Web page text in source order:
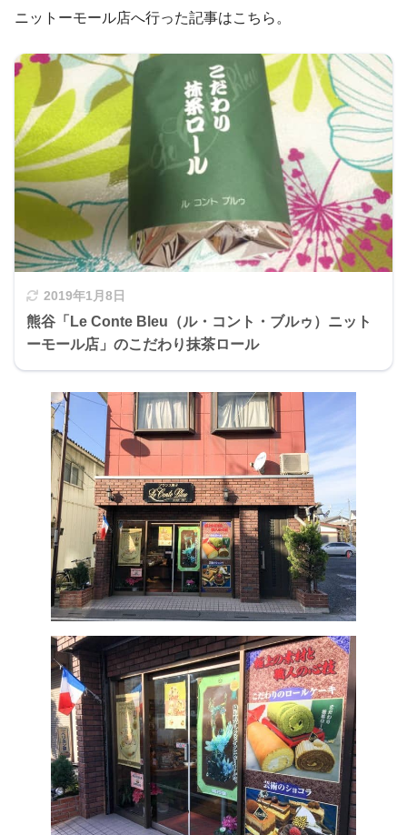
ニットーモール店へ行った記事はこちら。
2019年1月8日
熊谷「Le Conte Bleu（ル・コント・ブルゥ）ニット
ーモール店」のこだわり抹茶ロール